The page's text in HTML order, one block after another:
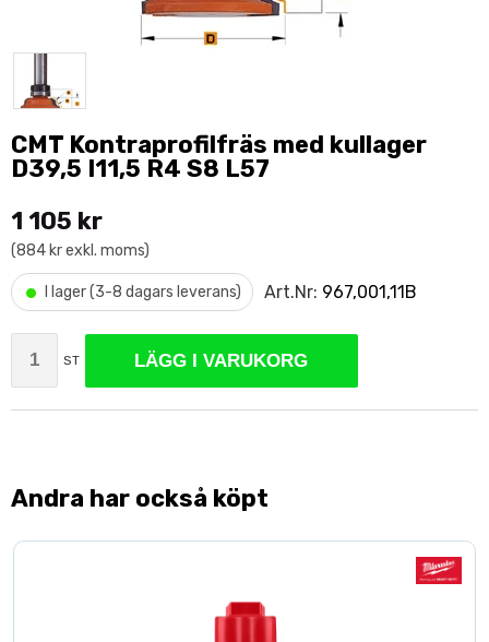
CMT Kontraprofilfräs med kullager
D39,5 I11,5 R4 S8 L57
1 105 kr
(884 kr exkl. moms)
• I lager (3-8 dagars leverans) Art.Nr: 967,001,11B
ST LÄGG I VARUKORG
Andra har också köpt